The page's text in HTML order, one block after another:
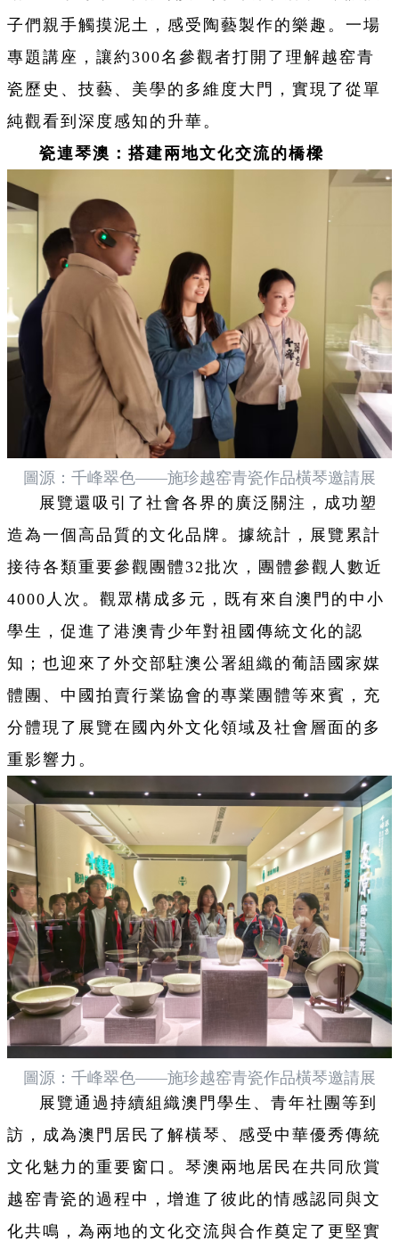
子們親手觸摸泥土，感受陶藝製作的樂趣。一場
專題講座，讓約300名參觀者打開了理解越窑青
瓷歷史、技藝、美學的多維度大門，實現了從單
純觀看到深度感知的升華。
瓷連琴澳：搭建兩地文化交流的橋樑
圖源：千峰翠色——施珍越窑青瓷作品橫琴邀請展
展覽還吸引了社會各界的廣泛關注，成功塑
造為一個高品質的文化品牌。據統計，展覽累計
接待各類重要參觀團體32批次，團體參觀人數近
4000人次。觀眾構成多元，既有來自澳門的中小
學生，促進了港澳青少年對祖國傳統文化的認
知；也迎來了外交部駐澳公署組織的葡語國家媒
體團、中國拍賣行業協會的專業團體等來賓，充
分體現了展覽在國內外文化領域及社會層面的多
重影響力。
圖源：千峰翠色——施珍越窑青瓷作品橫琴邀請展
展覽通過持續組織澳門學生、青年社團等到
訪，成為澳門居民了解橫琴、感受中華優秀傳統
文化魅力的重要窗口。琴澳兩地居民在共同欣賞
越窑青瓷的過程中，增進了彼此的情感認同與文
化共鳴，為兩地的文化交流與合作奠定了更堅實